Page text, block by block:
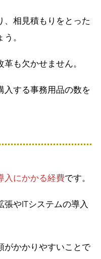
、相見積もりをとった
。
も欠かせません。
入する事務用品の数を
入にかかる経費です。
やITシステムの導入
がかかりやすいことで